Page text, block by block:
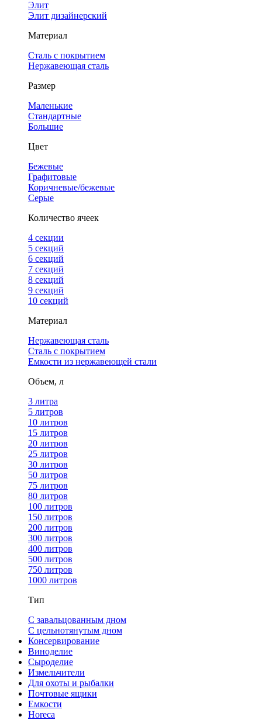
Элит
Элит дизайнерский
Материал
Сталь с покрытием
Нержавеющая сталь
Размер
Маленькие
Стандартные
Большие
Цвет
Бежевые
Графитовые
Коричневые/бежевые
Серые
Количество ячеек
4 cекции
5 секций
6 секций
7 секций
8 секций
9 секций
10 секций
Материал
Нержавеющая сталь
Сталь с покрытием
Емкости из нержавеющей стали
Объем, л
3 литра
5 литров
10 литров
15 литров
20 литров
25 литров
30 литров
50 литров
75 литров
80 литров
100 литров
150 литров
200 литров
300 литров
400 литров
500 литров
750 литров
1000 литров
Тип
С завальцованным дном
С цельнотянутым дном
Консервирование
Виноделие
Сыроделие
Измельчители
Для охоты и рыбалки
Почтовые ящики
Емкости
Horeca